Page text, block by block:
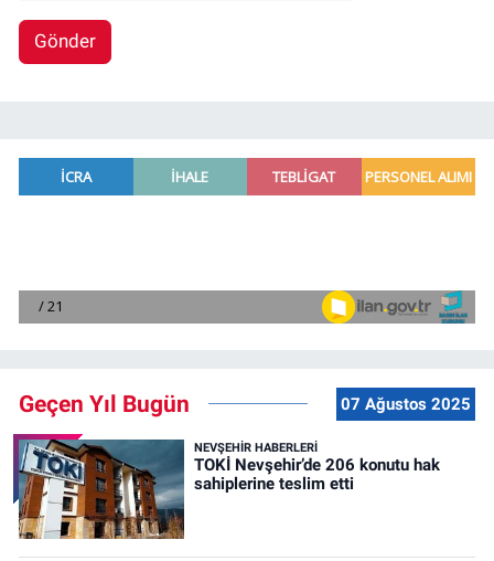
Gönder
Geçen Yıl Bugün 07 Ağustos 2025
NEVŞEHIR HABERLERI
TOKİ Nevşehir’de 206 konutu hak
sahiplerine teslim etti